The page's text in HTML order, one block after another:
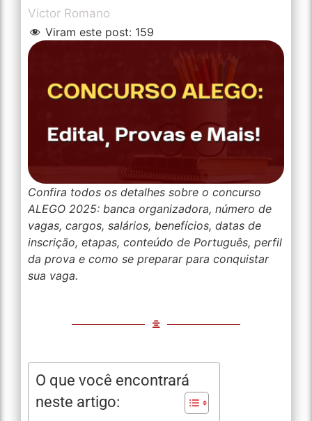
Victor Romano
Viram este post: 159
Confira todos os detalhes sobre o concurso
ALEGO 2025: banca organizadora, número de
vagas, cargos, salários, benefícios, datas de
inscrição, etapas, conteúdo de Português, perfil
da prova e como se preparar para conquistar
sua vaga.
O que você encontrará
neste artigo: